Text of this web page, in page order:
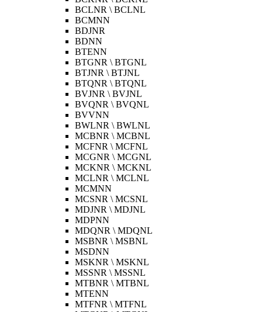
BCLNR \ BCLNL
BCMNN
BDJNR
BDNN
BTENN
BTGNR \ BTGNL
BTJNR \ BTJNL
BTQNR \ BTQNL
BVJNR \ BVJNL
BVQNR \ BVQNL
BVVNN
BWLNR \ BWLNL
MCBNR \ MCBNL
MCFNR \ MCFNL
MCGNR \ MCGNL
MCKNR \ MCKNL
MCLNR \ MCLNL
MCMNN
MCSNR \ MCSNL
MDJNR \ MDJNL
MDPNN
MDQNR \ MDQNL
MSBNR \ MSBNL
MSDNN
MSKNR \ MSKNL
MSSNR \ MSSNL
MTBNR \ MTBNL
MTENN
MTFNR \ MTFNL